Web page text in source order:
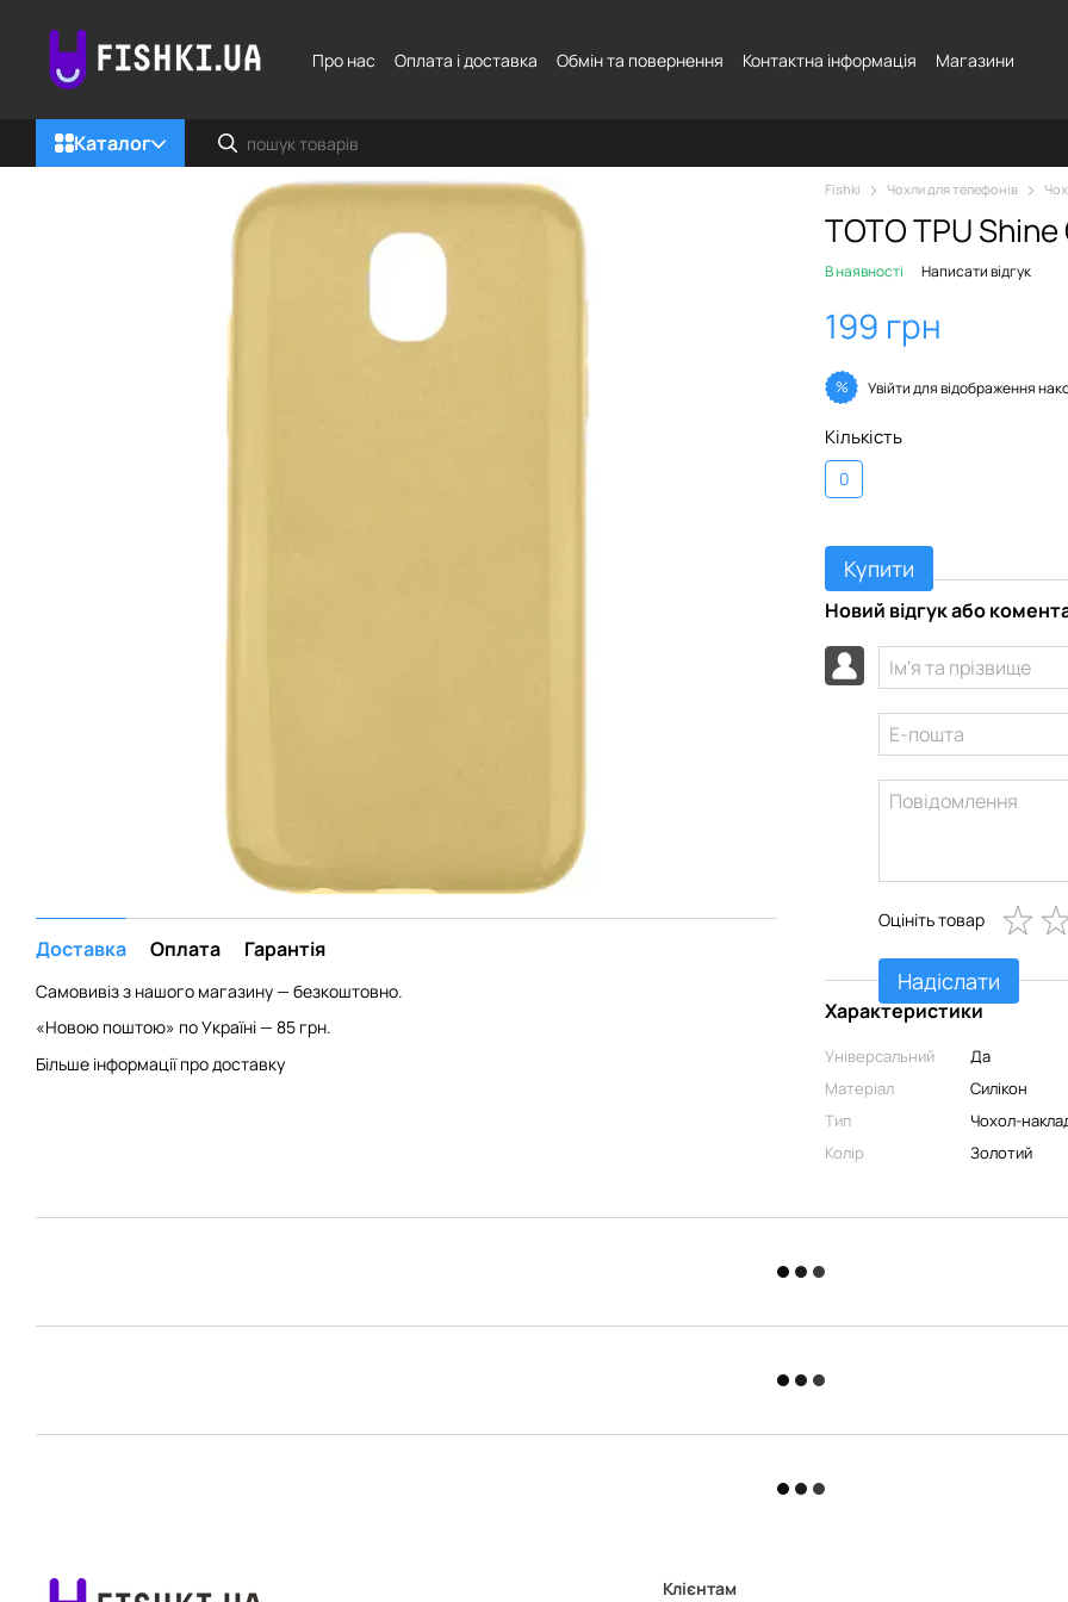
Про нас
Оплата і доставка Обмін та повернення Контактна інформація Магазини
Каталог
Доставка Оплата Гарантія
Самовивіз з нашого магазину — безкоштовно.
«Новою поштою» по Україні — 85 грн.
Більше інформації про доставку
Fishki Чохли для телефонів
TOTO TPU
В наявності Написати відгук
199 грн
% Увійтидля відображення
Кількість
0
Купити
Новий відгук або
Оцініть товар
Надіслати
Характеристики
Універсальний
Да
Матеріал
Силікон
Тип
Чохол-
Колір
Золотий
Клієнтам